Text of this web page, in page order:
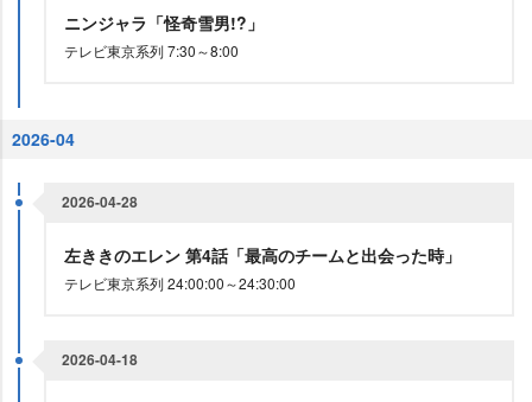
ニンジャラ「怪奇雪男!?」
テレビ東京系列 7:30～8:00
2026-04
2026-04-28
左ききのエレン 第4話「最高のチームと出会った時」
テレビ東京系列 24:00:00～24:30:00
2026-04-18